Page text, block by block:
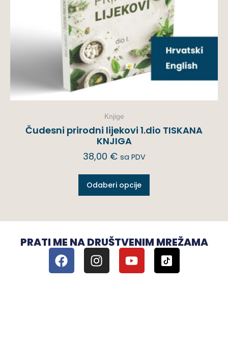
Knjige
Čudesni prirodni lijekovi 1.dio TISKANA
KNJIGA
38,00 € sa PDV
Odaberi opcije
PRATI ME NA DRUŠTVENIM MREŽAMA